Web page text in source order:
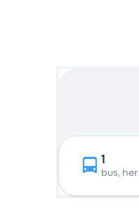
1
bus,